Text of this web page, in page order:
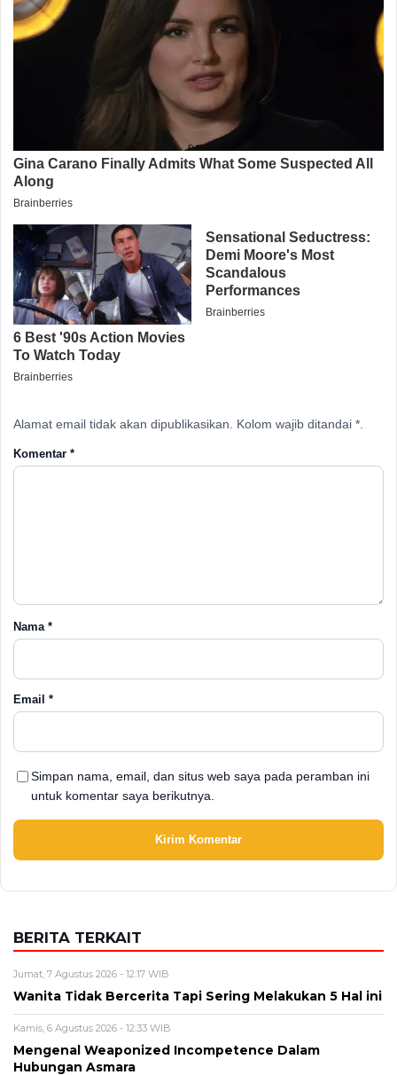
Alamat email tidak akan dipublikasikan. Kolom wajib ditandai *.
Komentar *
Nama *
Email *
Simpan nama, email, dan situs web saya pada peramban ini
untuk komentar saya berikutnya.
BERITA TERKAIT
Jumat, 7 Agustus 2026 - 12:17 WIB
Wanita Tidak Bercerita Tapi Sering Melakukan 5 Hal ini
Kamis, 6 Agustus 2026 - 12:33 WIB
Mengenal Weaponized Incompetence Dalam
Hubungan Asmara